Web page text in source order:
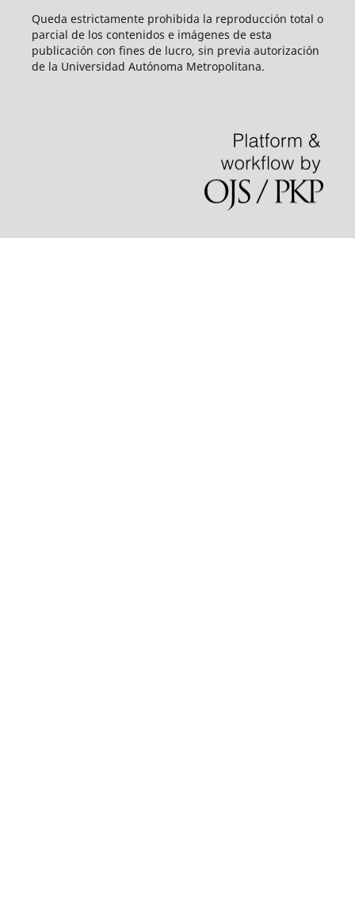
Queda estrictamente prohibida la reproducción total o
parcial de los contenidos e imágenes de esta
publicación con fines de lucro, sin previa autorización
de la Universidad Autónoma Metropolitana.